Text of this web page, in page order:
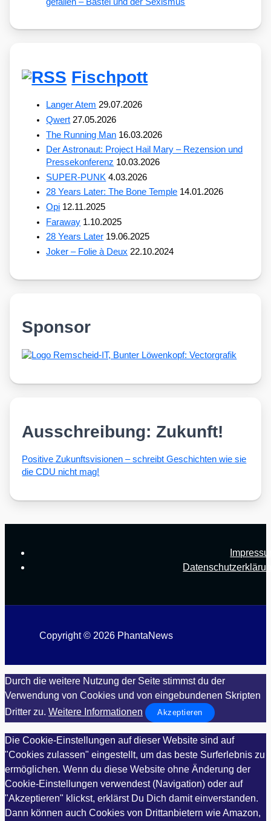
Fischpott
Langer Atem 29.07.2026
Qwert 27.05.2026
The Running Man 16.03.2026
Der Astronaut: Project Hail Mary – Rezension und
Pressekonferenz 10.03.2026
SUPER-PUNK 4.03.2026
28 Years Later: The Bone Temple 14.01.2026
Opi 12.11.2025
Faraway 1.10.2025
28 Years Later 19.06.2025
Joker – Folie à Deux 22.10.2024
Sponsor
Ausschreibung: Zukunft!
Posi­ti­ve Zukunfts­vi­sio­nen – schreibt Geschich­ten wie sie
die CDU nicht mag!
Copyright © 2026 PhantaNews
Durch die weitere Nutzung der Seite stimmst du der
Verwendung von Cookies und von eingebundenen Skripten
Dritter zu. Weitere Informationen Akzeptieren
Die Cookie-Einstellungen auf dieser Website sind auf
"Cookies zulassen" eingestellt, um das beste Surferlebnis zu
ermöglichen. Wenn du diese Website ohne Änderung der
Cookie-Einstellungen verwendest (Navigation) oder auf
"Akzeptieren" klickst, erklärst Du Dich damit einverstanden.
Dann können auch Cookies von Drittanbietern wie Amazon,